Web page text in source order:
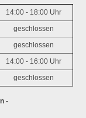
14:00 - 18:00 Uhr
geschlossen
geschlossen
14:00 - 16:00 Uhr
geschlossen
-